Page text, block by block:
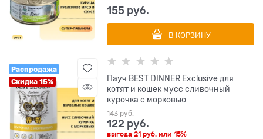
155 руб.
В КОРЗИНУ
Распродажа
Скидка 15%
Пауч BEST DINNER Exclusive для
котят и кошек мусс сливочный
курочка с морковью
143 руб.
122 руб.
выгода21 руб. или15%